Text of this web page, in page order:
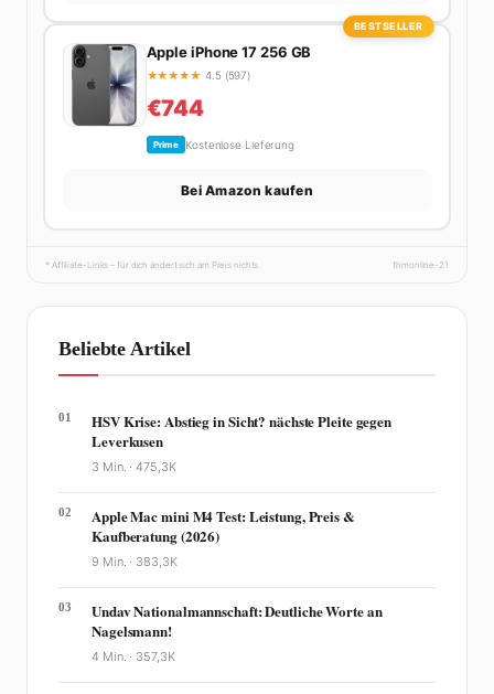
BESTSELLER
Apple iPhone 17 256 GB
★★★★★ 4.5 (597)
€744
Prime Kostenlose Lieferung
Bei Amazon kaufen
* Affiliate-Links – für dich ändert sich am Preis nichts. fhmonline-21
Beliebte Artikel
01
HSV Krise: Abstieg in Sicht? nächste Pleite gegen
Leverkusen
3 Min. ·475,3K
02
Apple Mac mini M4 Test: Leistung, Preis &
Kaufberatung (2026)
9 Min. · 383,3K
03
Undav Nationalmannschaft: Deutliche Worte an
Nagelsmann!
4 Min. · 357,3K